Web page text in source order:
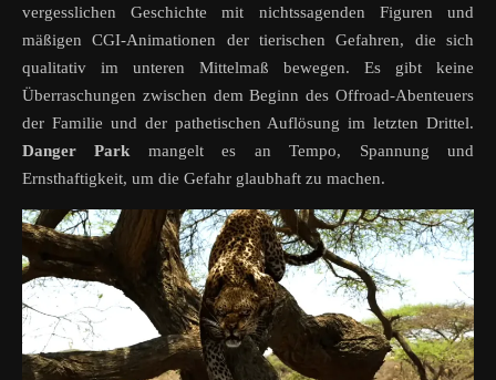
vergesslichen Geschichte mit nichtssagenden Figuren und
mäßigen CGI-Animationen der tierischen Gefahren, die sich
qualitativ im unteren Mittelmaß bewegen. Es gibt keine
Überraschungen zwischen dem Beginn des Offroad-Abenteuers
der Familie und der pathetischen Auflösung im letzten Drittel.
Danger
Park mangelt es an Tempo, Spannung und
Ernsthaftigkeit, um die Gefahr glaubhaft zu machen.